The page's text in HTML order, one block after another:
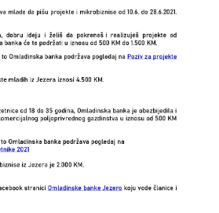
начелника
општине језеро